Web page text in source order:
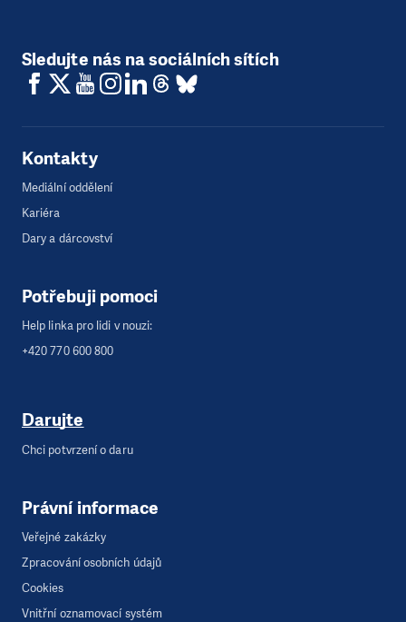
Sledujte nás na sociálních sítích
Kontakty
Mediální oddělení
Kariéra
Dary a dárcovství
Potřebuji pomoci
Help linka pro lidi v nouzi:
+420 770 600 800
Darujte
Chci potvrzení o daru
Právní informace
Veřejné zakázky
Zpracování osobních údajů
Cookies
Vnitřní oznamovací systém